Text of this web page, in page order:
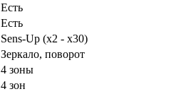
Есть
Есть
Sens-Up (х2 - х30)
Зеркало, поворот
4 зоны
4 зон